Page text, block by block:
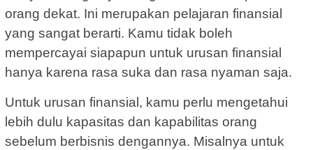
orang dekat. Ini merupakan pelajaran finansial
yang sangat berarti. Kamu tidak boleh
mempercayai siapapun untuk urusan finansial
hanya karena rasa suka dan rasa nyaman saja.
Untuk urusan finansial, kamu perlu mengetahui
lebih dulu kapasitas dan kapabilitas orang
sebelum berbisnis dengannya. Misalnya untuk